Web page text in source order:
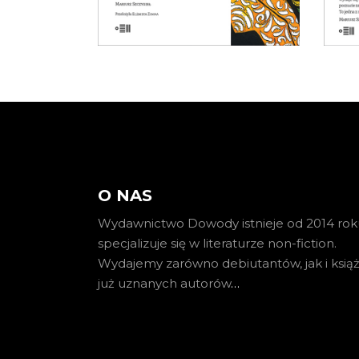
O NAS
Wydawnictwo Dowody istnieje od 2014
specjalizuje się w literaturze non-fiction.
Wydajemy zarówno debiutantów, jak i
już uznanych autorów…